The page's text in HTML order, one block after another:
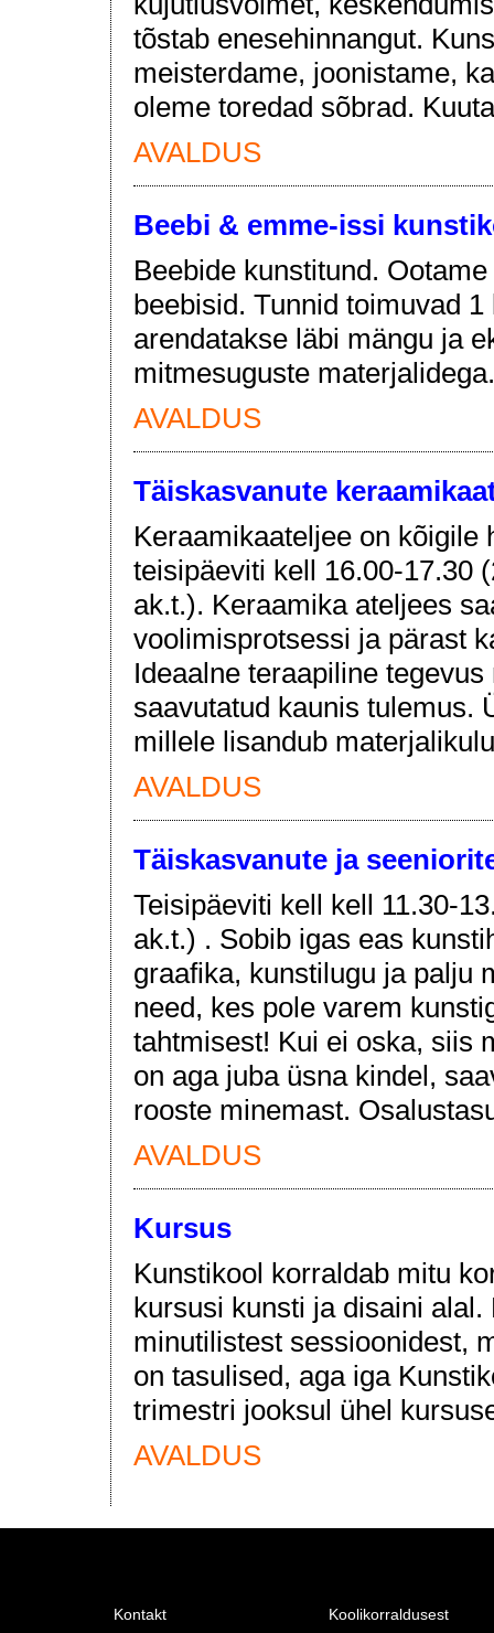
tõstab enesehinnangut.
meisterdame, joonistame,
oleme toredad sõbrad.
AVALDUS
Beebi & emme-issi
Beebide kunstitund.
beebisid. Tunnid toimuvad
arendatakse läbi mängu ja
mitmesuguste
AVALDUS
Täiskasvanute
Keraamikaateljee on kõigile
teisipäeviti kell 16.00-17.30
ak.t.). Keraamika ateljees
voolimisprotsessi ja pärast
Ideaalne teraapiline
saavutatud kaunis tulemus.
millele lisandub
AVALDUS
Täiskasvanute ja
Teisipäeviti kell kell 11.30-
ak.t.) . Sobib igas eas
graafika, kunstilugu ja palju
need, kes pole varem
tahtmisest! Kui ei oska, siis
on aga juba üsna kindel,
rooste minemast.
AVALDUS
Kursus
Kunstikool korraldab mitu
kursusi kunsti ja disaini
minutilistest sessioonidest,
on tasulised, aga iga
trimestri jooksul ühel
AVALDUS
Kontakt Koolikorraldusest